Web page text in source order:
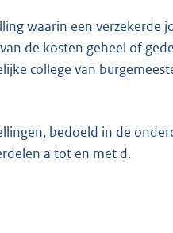
waarin een verzekerde
de kosten geheel of
college van
bedoeld in de
a tot en met d.